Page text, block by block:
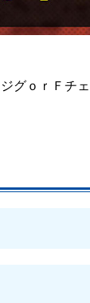
グｏｒＦチ